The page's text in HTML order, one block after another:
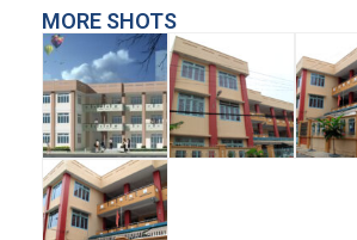
MORE SHOTS